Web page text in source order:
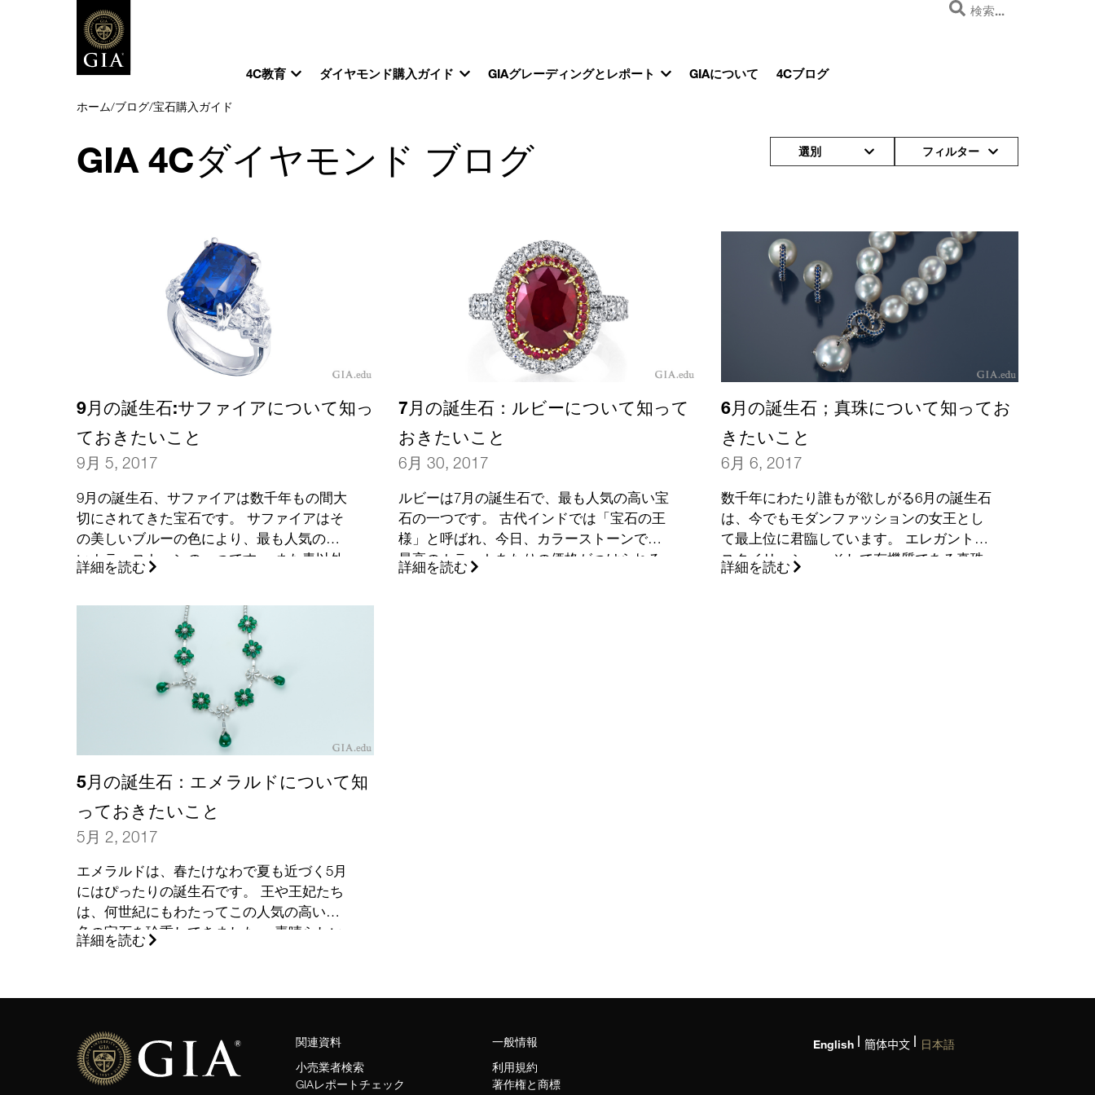
4C教育 ダイヤモンド購入ガイド GIAグレーディングとレポート GIAについて 4Cブログ
ホーム/ブログ/宝石購入ガイド
GIA 4Cダイヤモンド ブログ 選別 フィルター
9月の誕生石:サファイアについて知っ
ておきたいこと
9月 5, 2017
9月の誕生石、サファイアは数千年もの間大
切にされてきた宝石です。 サファイアはそ
の美しいブルーの色により、最も人気の高
いカラーストーンの一つです。 また青以外
にも様々な色のものもあります。 ここで素
詳細を読む
7月の誕生石：ルビーについて知って
おきたいこと
6月 30, 2017
ルビーは7月の誕生石で、最も人気の高い宝
石の一つです。 古代インドでは「宝石の王
様」と呼ばれ、今日、カラーストーンでも
最高のカラットあたりの価格がつけられる
ことがあります。 この美しい宝石について
詳細を読む
6月の誕生石；真珠について知ってお
きたいこと
6月 6, 2017
数千年にわたり誰もが欲しがる6月の誕生石
は、今でもモダンファッションの女王とし
て最上位に君臨しています。 エレガントで
スタイリッシュ、そして有機質である真珠
は、多種多様の色、様々な形で提供されて
詳細を読む
5月の誕生石：エメラルドについて知
っておきたいこと
5月 2, 2017
エメラルドは、春たけなわで夏も近づく5月
にはぴったりの誕生石です。 王や王妃たち
は、何世紀にもわたってこの人気の高い緑
色の宝石を珍重してきました。 素晴らしい
石を選ぶ方法を今回ご紹介します。
詳細を読む
関連資料
小売業者検索
GIAレポートチェック
一般情報
利用規約
著作権と商標
English 簡体中文 日本語